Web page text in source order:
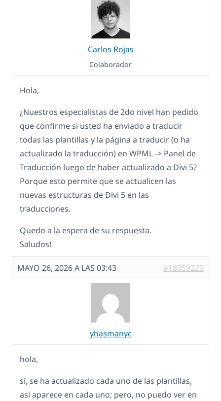
Carlos Rojas
Colaborador
Hola,
¿Nuestros especialistas de 2do nivel han pedido
que confirme si usted ha enviado a traducir
todas las plantillas y la página a traducir (o ha
actualizado la traducción) en WPML -> Panel de
Traducción luego de haber actualizado a Divi 5?
Porque esto permite que se actualicen las
nuevas estructuras de Divi 5 en las
traducciones.
Quedo a la espera de su respuesta.
Saludos!
MAYO 26, 2026 A LAS 03:43 #18059229
yhasmanyc
hola,
sí, se ha actualizado cada uno de las plantillas,
asi aparece en cada uno; pero, no puedo ver en